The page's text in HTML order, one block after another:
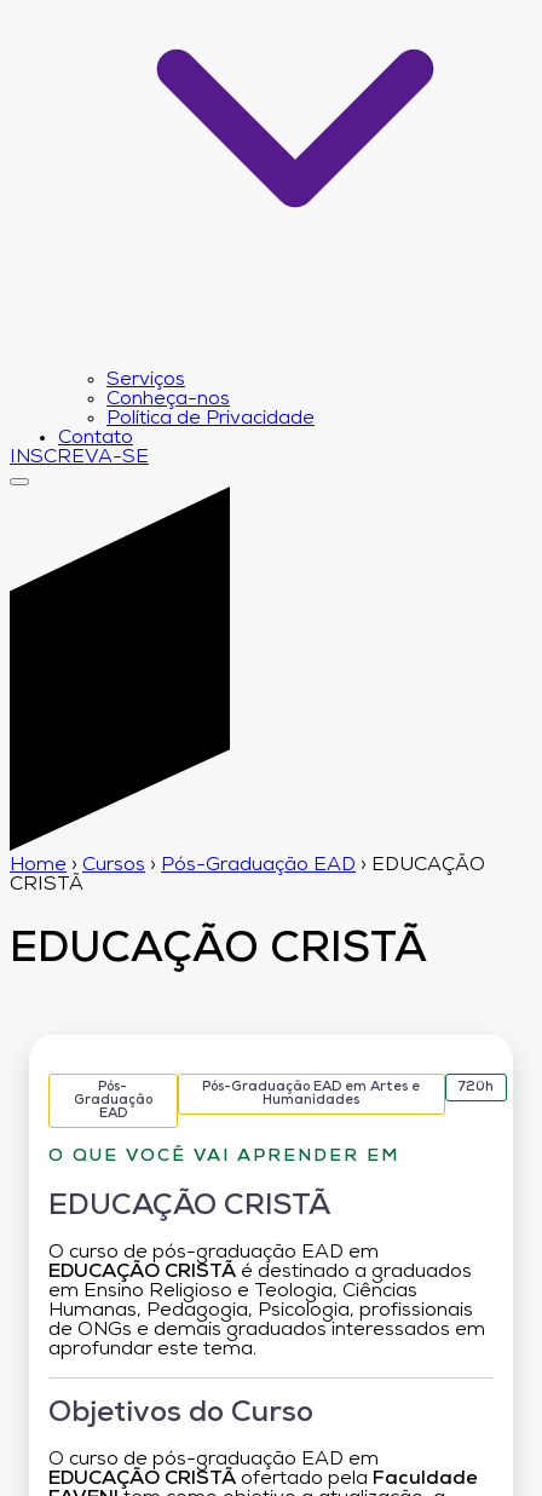
Serviços
Conheça-nos
Política de Privacidade
Contato
INSCREVA-SE
Home › Cursos › Pós-Graduação EAD › EDUCAÇÃO
CRISTÃ
EDUCAÇÃO CRISTÃ
Pós-
Graduação
EAD
Pós-Graduação EAD em Artes e
Humanidades
720h
O QUE VOCÊ VAI APRENDER EM
EDUCAÇÃO CRISTÃ
O curso de pós-graduação EAD em
EDUCAÇÃO CRISTÃ é destinado a graduados
em Ensino Religioso e Teologia, Ciências
Humanas, Pedagogia, Psicologia, profissionais
de ONGs e demais graduados interessados em
aprofundar este tema.
Objetivos do Curso
O curso de pós-graduação EAD em
EDUCAÇÃO CRISTÃ ofertado pela Faculdade